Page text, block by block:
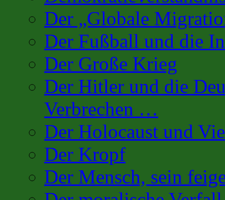
Der „Globale
Der Fußball und die
Der Große Krieg
Der Hitler und die
Verbrechen …
Der Holocaust und
Der Kropf
Der Mensch, sein